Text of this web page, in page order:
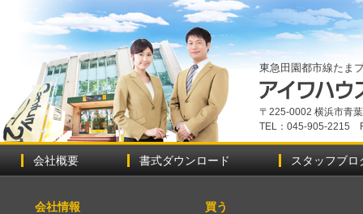
東急田園都市線たま
〒225-0002 横浜市青
TEL：045-905-2215
会社概要 書式ダウンロード スタッフブロ
会社情報 買う